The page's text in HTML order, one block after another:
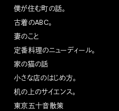
僕が住む町の話。
古着のABC。
妻のこと
定番料理のニューディール。
家の猫の話
小さな店のはじめ方。
机の上のサイエンス。
東京五十音散策